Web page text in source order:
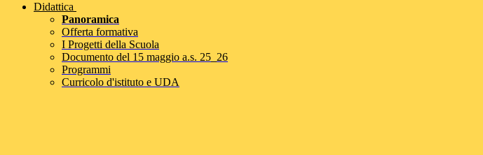
Didattica
Panoramica
Offerta formativa
I Progetti della Scuola
Documento del 15 maggio a.s. 25_26
Programmi
Curricolo d'istituto e UDA